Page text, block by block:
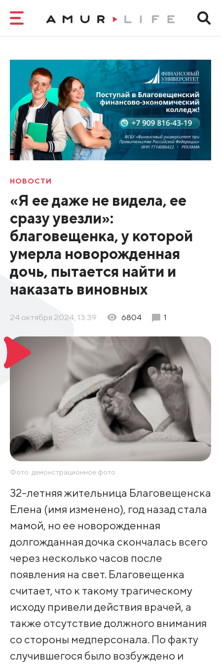
НОВОСТИ
«Я ее даже не видела, ее
сразу увезли»:
благовещенка, у которой
умерла новорожденная
дочь, пытается найти и
наказать виновных
24 октября 2024, 13:39 6804 1
Фото: демонстрационное фото
32-летняя жительница Благовещенска
Елена (имя изменено), год назад стала
мамой, но ее новорожденная
долгожданная дочка скончалась всего
через несколько часов после
появления на свет. Благовещенка
считает, что к такому трагическому
исходу привели действия врачей, а
также отсутствие должного внимания
со стороны медперсонала. По факту
случившегося было возбуждено и